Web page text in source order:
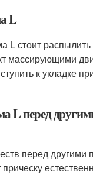
L
L стоит
массирующими
к укладке
L перед
перед другими